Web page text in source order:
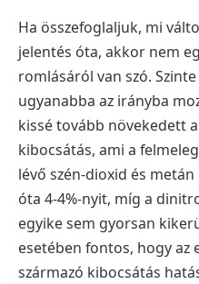
Ha összefoglaljuk, mi
jelentés óta, akkor nem
romlásáról van szó.
ugyanabba az irányba
kissé tovább növekedett
kibocsátás, ami a
lévő szén-dioxid és
óta 4-4%-nyit, míg a
egyike sem gyorsan
esetében fontos, hogy az
származó kibocsátás